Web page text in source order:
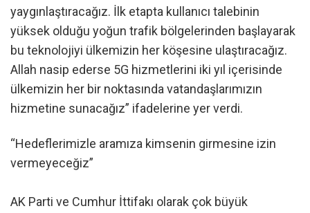
yaygınlaştıracağız. İlk etapta kullanıcı talebinin
yüksek olduğu yoğun trafik bölgelerinden başlayarak
bu teknolojiyi ülkemizin her köşesine ulaştıracağız.
Allah nasip ederse 5G hizmetlerini iki yıl içerisinde
ülkemizin her bir noktasında vatandaşlarımızın
hizmetine sunacağız” ifadelerine yer verdi.
“Hedeflerimizle aramıza kimsenin girmesine izin
vermeyeceğiz”
AK Parti ve Cumhur İttifakı olarak çok büyük